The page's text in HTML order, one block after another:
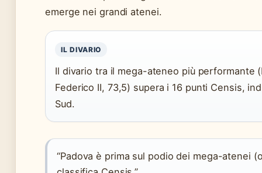
emerge nei grandi atenei.
IL DIVARIO
Il divario tra il mega-ateneo più performante
Federico II, 73,5) supera i 16 punti Censis,
Sud.
“Padova è prima sul podio dei mega-atenei